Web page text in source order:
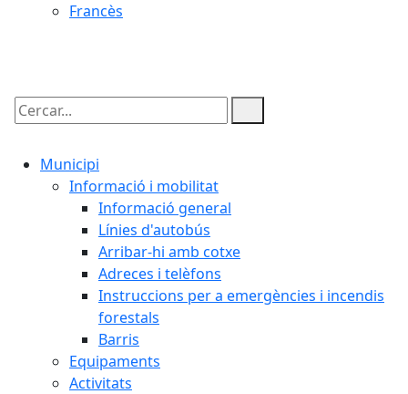
Francès
Cercar:
Municipi
Informació i mobilitat
Informació general
Línies d'autobús
Arribar-hi amb cotxe
Adreces i telèfons
Instruccions per a emergències i incendis
forestals
Barris
Equipaments
Activitats